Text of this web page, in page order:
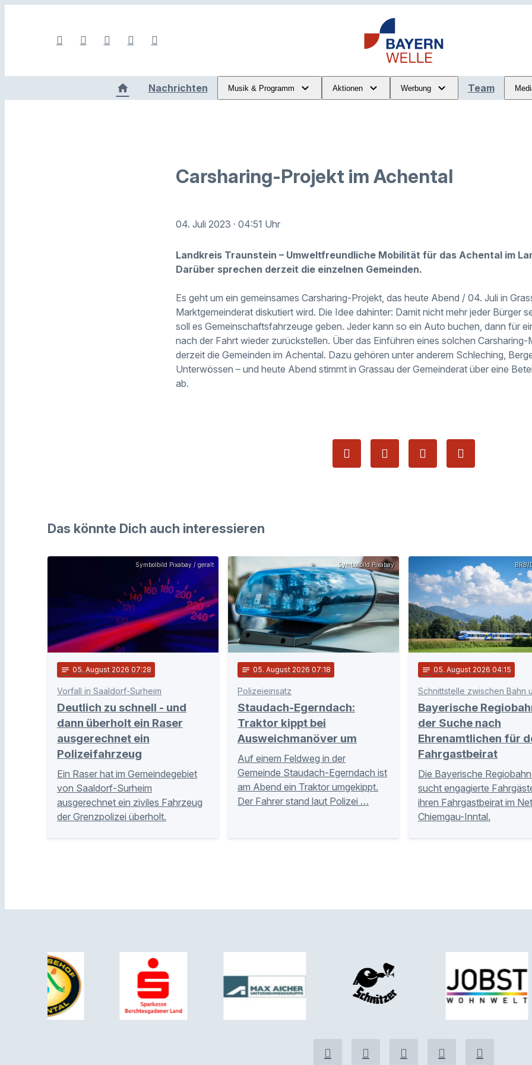
Nachrichten Musik & Programm Aktionen Werbung Team
Carsharing-Projekt im Achental
04. Juli 2023 · 04:51 Uhr
Landkreis Traunstein – Umweltfreundliche Mobilität für das Achental im
Darüber sprechen derzeit die einzelnen Gemeinden.
Es geht um ein gemeinsames Carsharing-Projekt, das heute Abend / 04. Juli in
Marktgemeinderat diskutiert wird. Die Idee dahinter: Damit nicht mehr jeder Bürger
soll es Gemeinschaftsfahrzeuge geben. Jeder kann so ein Auto buchen, dann für
nach der Fahrt wieder zurückstellen. Über das Einführen eines solchen Carsharing-
derzeit die Gemeinden im Achental. Dazu gehören unter anderem Schleching,
Unterwössen – und heute Abend stimmt in Grassau der Gemeinderat über eine
ab.
Das könnte Dich auch interessieren
Symbolbild Pixabay / geralt
notes 05. August 2026 07:28
Vorfall in Saaldorf-Surheim
Deutlich zu schnell - und
dann überholt ein Raser
ausgerechnet ein
Polizeifahrzeug
Ein Raser hat im Gemeindegebiet
von Saaldorf-Surheim
ausgerechnet ein ziviles Fahrzeug
der Grenzpolizei überholt.
Symbolbild Pixabay
notes 05. August 2026 07:18
Polizeieinsatz
Staudach-Egerndach:
Traktor kippt bei
Ausweichmanöver um
Auf einem Feldweg in der
Gemeinde Staudach-Egerndach ist
am Abend ein Traktor umgekippt.
Der Fahrer stand laut Polizei …
BRB/
notes 05. August 2026 04:15
Bayerische
der Suche nach
Ehrenamtlichen für
Fahrgastbeirat
Die Bayerische
sucht engagierte
ihren Fahrgastbeirat im
Chiemgau-Inntal.